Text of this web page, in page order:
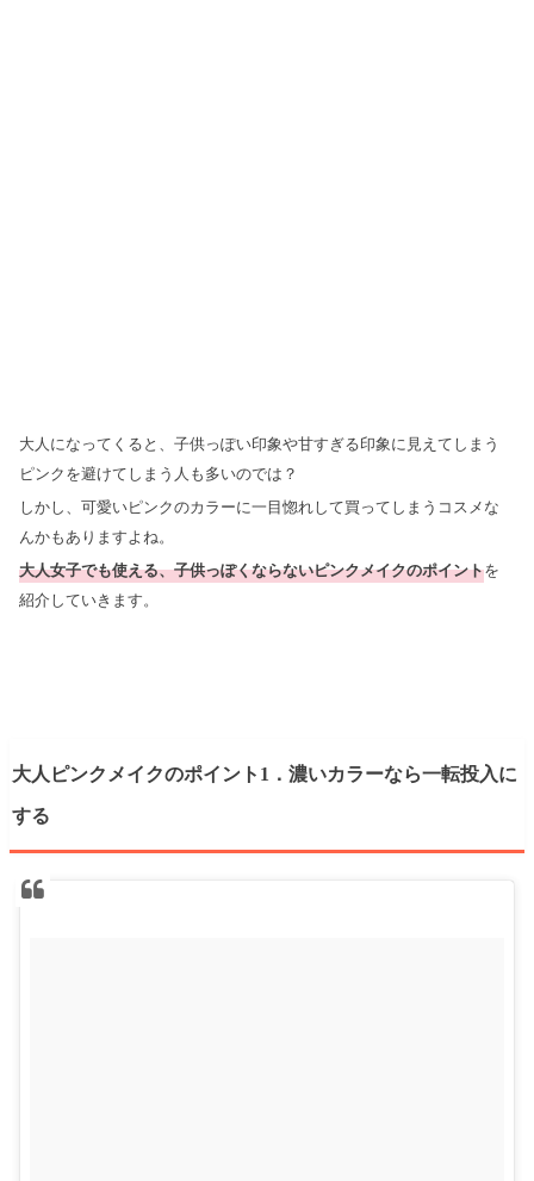
大人になってくると、子供っぽい印象や甘すぎる印象に見えてしまう
ピンクを避けてしまう人も多いのでは？
しかし、可愛いピンクのカラーに一目惚れして買ってしまうコスメな
んかもありますよね。
大人女子でも使える、子供っぽくならないピンクメイクのポイントを
紹介していきます。
大人ピンクメイクのポイント1．濃いカラーなら一転投入に
する